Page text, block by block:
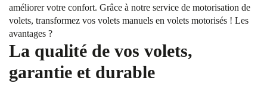
améliorer votre confort. Grâce à notre service de motorisation de
volets, transformez vos volets manuels en volets motorisés ! Les
avantages ?
La qualité de vos volets,
garantie et durable